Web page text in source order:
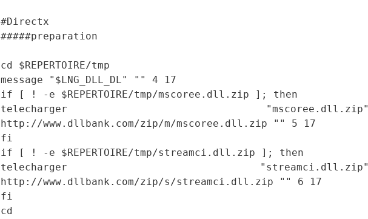
#Directx
#####preparation
cd $REPERTOIRE/tmp
message "$LNG_DLL_DL" "" 4 17
if [ ! -e $REPERTOIRE/tmp/mscoree.dll.zip ]; then
telecharger "mscoree.dll.zip"
http://www.dllbank.com/zip/m/mscoree.dll.zip "" 5 17
fi
if [ ! -e $REPERTOIRE/tmp/streamci.dll.zip ]; then
telecharger "streamci.dll.zip"
http://www.dllbank.com/zip/s/streamci.dll.zip "" 6 17
fi
cd